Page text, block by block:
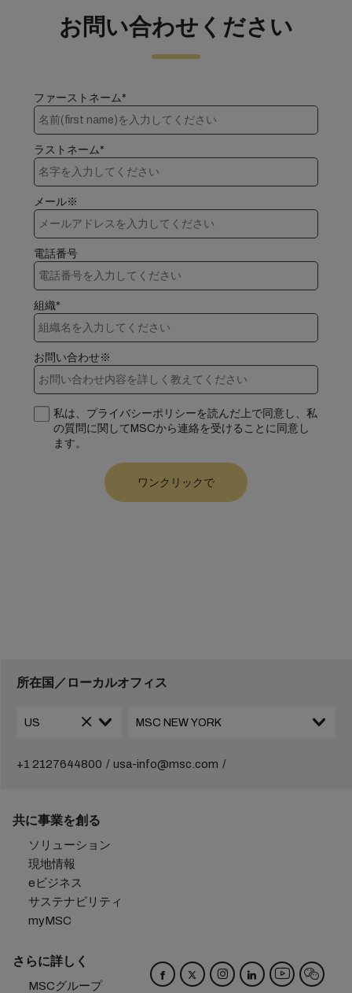
お問い合わせください
ファーストネーム*
ラストネーム*
メール※
電話番号
組織*
お問い合わせ※
私は、プライバシーポリシーを読んだ上で同意し、私
の質問に関してMSCから連絡を受けることに同意し
ます。
所在国／ローカルオフィス
+1 2127644800 usa-info@msc.com
共に事業を創る
ソリューション
現地情報
eビジネス
サステナビリティ
myMSC
さらに詳しく
MSCグループ